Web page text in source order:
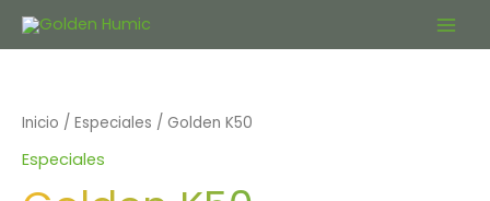
Main
Inicio / Especiales / Golden K50
Especiales